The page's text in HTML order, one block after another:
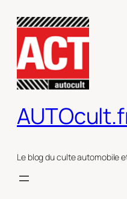
contenu
Le blog du culte automobile